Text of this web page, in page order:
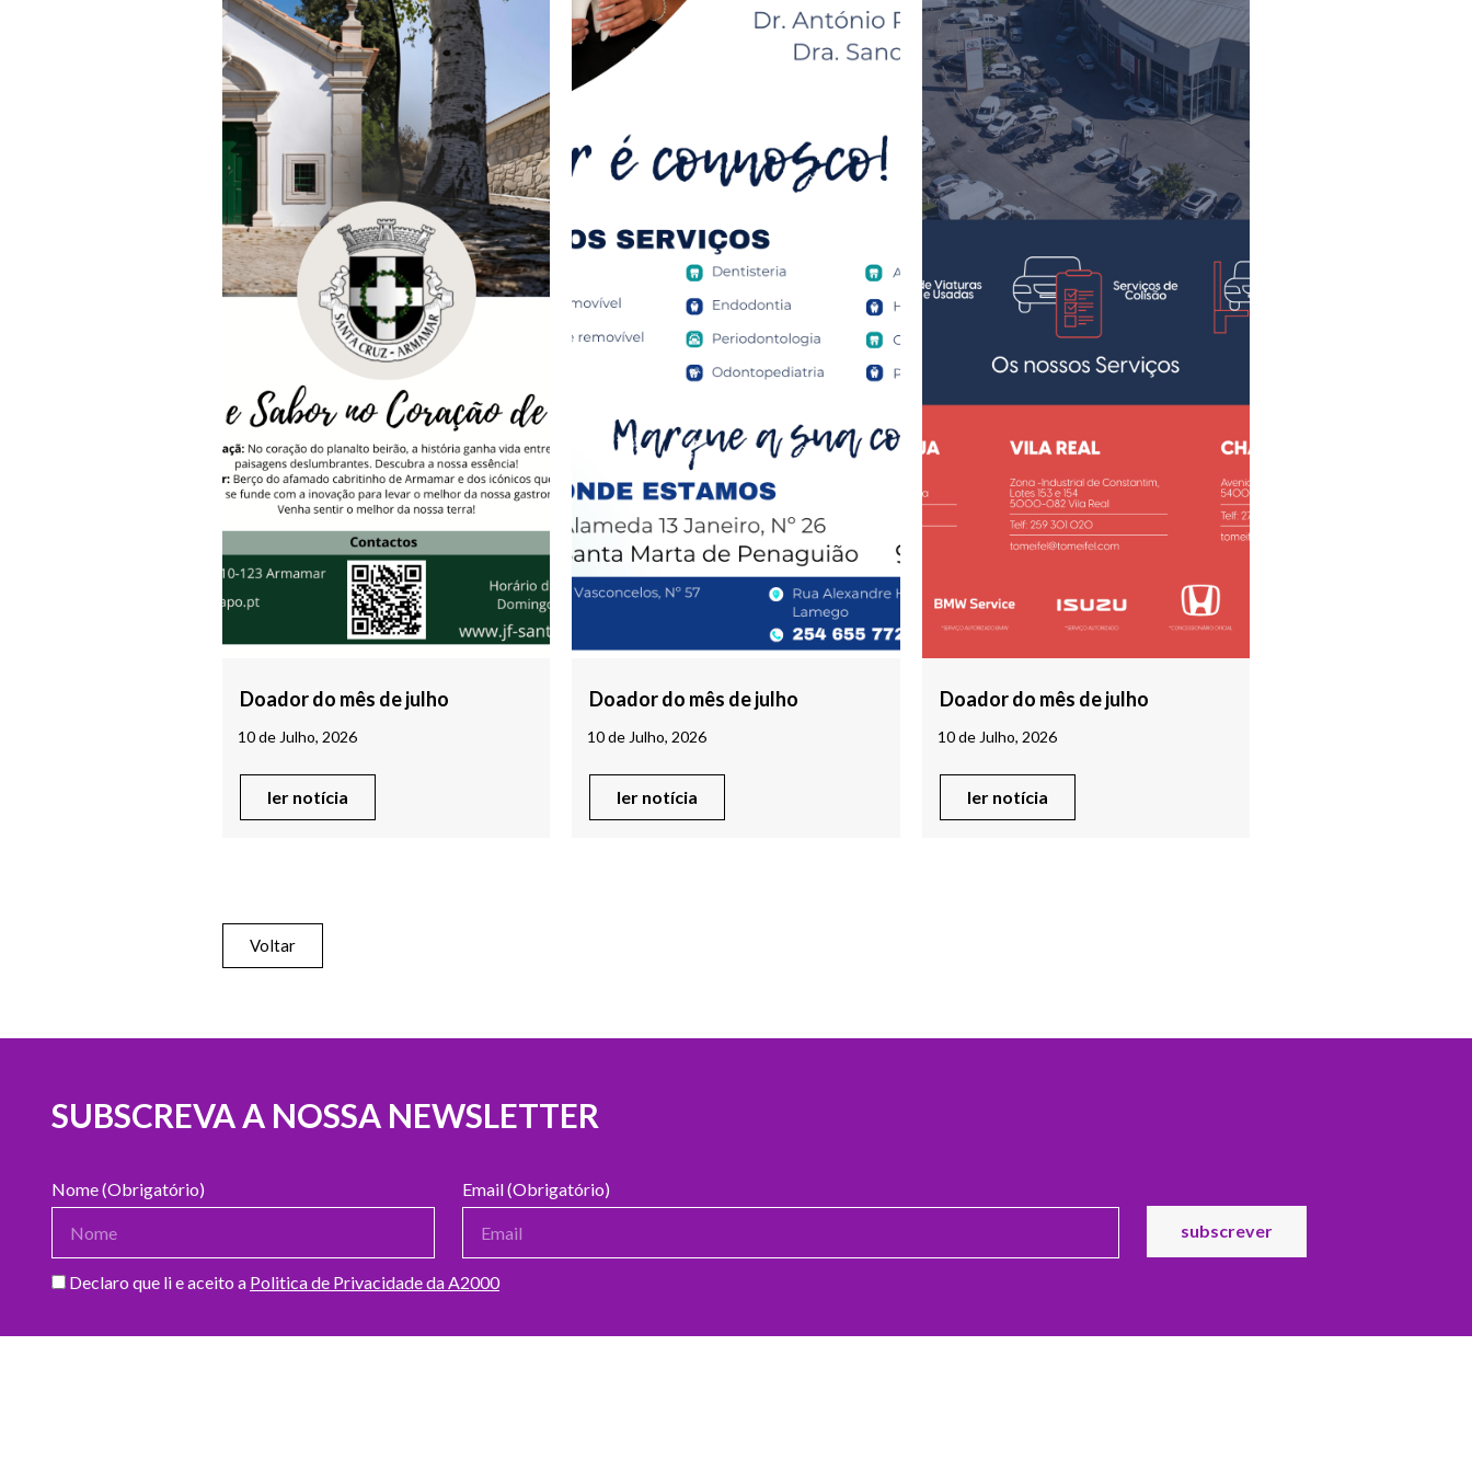
Doador do mês de julho
10 de Julho, 2026
ler notícia
Doador do mês de julho
10 de Julho, 2026
ler notícia
Doador do mês de julho
10 de Julho, 2026
ler notícia
Voltar
SUBSCREVA A NOSSA NEWSLETTER
Nome (Obrigatório) Email (Obrigatório)
Declaro que li e aceito a Politica de Privacidade da A2000